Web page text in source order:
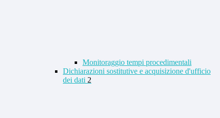
Monitoraggio tempi procedimentali
Dichiarazioni sostitutive e acquisizione d'ufficio
dei dati 2